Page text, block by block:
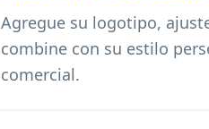
Agregue su logotipo,
combine con su estilo
comercial.